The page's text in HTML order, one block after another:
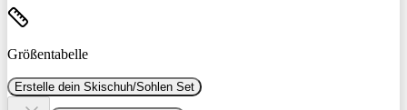
Größentabelle
Erstelle dein Skischuh/Sohlen Set